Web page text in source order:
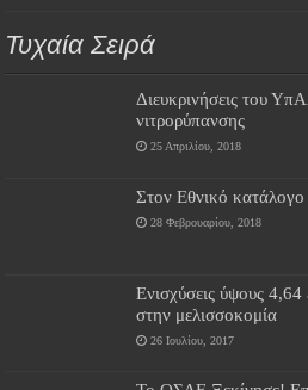
Τυχαία Σειρά
Διευκρινήσεις του
νιτρορύπανσης
25 Απριλίου, 2018
Στον Εθνικό
28 Φεβρουαρίου, 2018
Ενισχύσεις ύψους
στην μελισσοκομία
26 Ιουλίου, 2017